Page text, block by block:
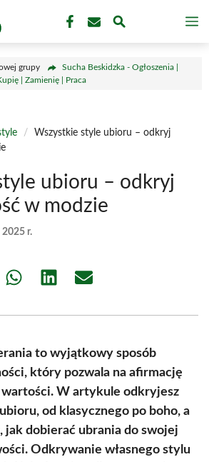
grupy
Sucha Beskidzka - Ogłoszenia |
| Zamienię | Praca
/
Wszystkie style ubioru – odkryj
ubioru – odkryj
w modzie
2025 r.
Share Share Share
to wyjątkowy sposób
który pozwala na afirmację
W artykule odkryjesz
od klasycznego po boho, a
jak dobierać ubrania do swojej
Odkrywanie własnego stylu